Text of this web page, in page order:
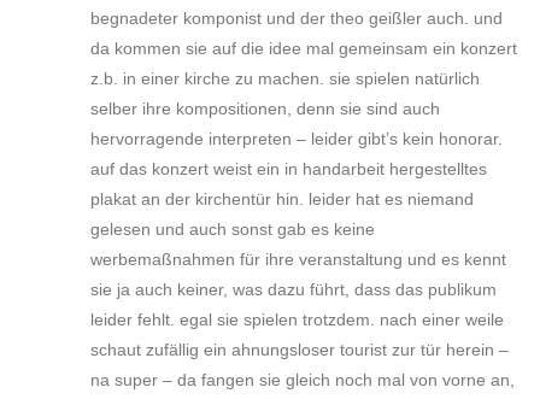
begnadeter komponist und der theo geißler auch. und
da kommen sie auf die idee mal gemeinsam ein konzert
z.b. in einer kirche zu machen. sie spielen natürlich
selber ihre kompositionen, denn sie sind auch
hervorragende interpreten – leider gibt’s kein honorar.
auf das konzert weist ein in handarbeit hergestelltes
plakat an der kirchentür hin. leider hat es niemand
gelesen und auch sonst gab es keine
werbemaßnahmen für ihre veranstaltung und es kennt
sie ja auch keiner, was dazu führt, dass das publikum
leider fehlt. egal sie spielen trotzdem. nach einer weile
schaut zufällig ein ahnungsloser tourist zur tür herein –
na super – da fangen sie gleich noch mal von vorne an,